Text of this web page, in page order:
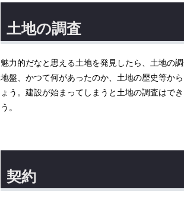
土地の調査
魅力的だなと思える土地を発見したら、土地の調
地盤、かつて何があったのか、土地の歴史等か
ょう。建設が始まってしまうと土地の調査はで
う。
契約